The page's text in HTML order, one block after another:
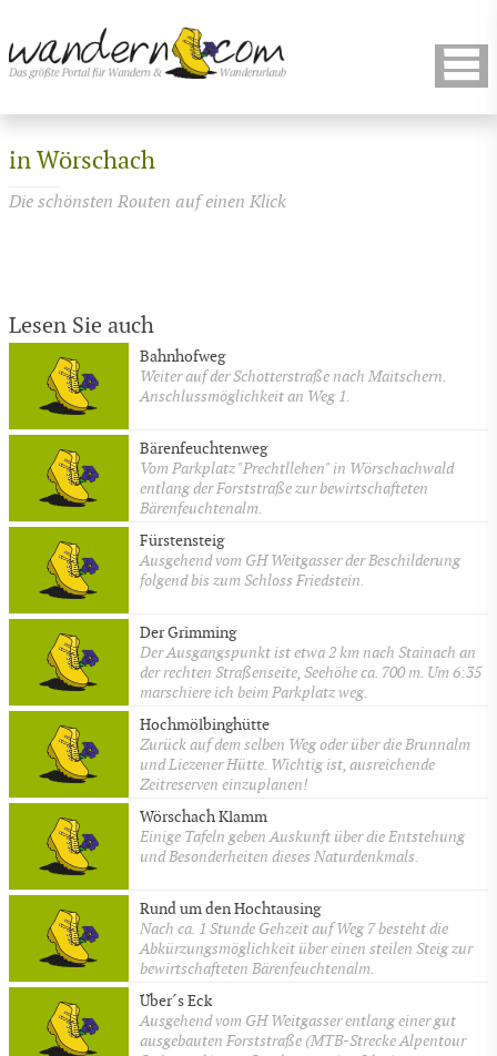
in Wörschach
Die schönsten Routen auf einen Klick
Lesen Sie auch
Bahnhofweg
Weiter auf der Schotterstraße nach Maitschern.
Anschlussmöglichkeit an Weg 1.
Bärenfeuchtenweg
Vom Parkplatz "Prechtllehen" in Wörschachwald
entlang der Forststraße zur bewirtschafteten
Bärenfeuchtenalm.
Fürstensteig
Ausgehend vom GH Weitgasser der Beschilderung
folgend bis zum Schloss Friedstein.
Der Grimming
Der Ausgangspunkt ist etwa 2 km nach Stainach an
der rechten Straßenseite, Seehöhe ca. 700 m. Um 6:35
marschiere ich beim Parkplatz weg.
Hochmölbinghütte
Zurück auf dem selben Weg oder über die Brunnalm
und Liezener Hütte. Wichtig ist, ausreichende
Zeitreserven einzuplanen!
Wörschach Klamm
Einige Tafeln geben Auskunft über die Entstehung
und Besonderheiten dieses Naturdenkmals.
Rund um den Hochtausing
Nach ca. 1 Stunde Gehzeit auf Weg 7 besteht die
Abkürzungsmöglichkeit über einen steilen Steig zur
bewirtschafteten Bärenfeuchtenalm.
Über´s Eck
Ausgehend vom GH Weitgasser entlang einer gut
ausgebauten Forststraße (MTB-Strecke Alpentour